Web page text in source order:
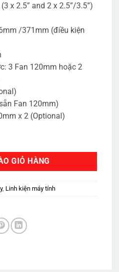
x 2.5” and 2 x 2.5”/3.5”)
/371mm (điều kiện
3 Fan 120mm hoặc 2
Fan 120mm)
x 2 (Optional)
glass) số lượng
GIỎ HÀNG
, Linh kiện máy tính